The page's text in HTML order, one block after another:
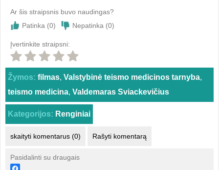
Ar šis straipsnis buvo naudingas?
Patinka (0) Nepatinka (0)
Įvertinkite straipsni:
Žymos: filmas, Valstybinė teismo medicinos tarnyba,
teismo medicina, Valdemaras Sviackevičius
Kategorijos: Renginiai
skaityti komentarus (0) Rašyti komentarą
Pasidalinti su draugais